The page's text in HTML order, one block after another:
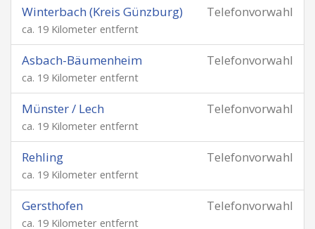
Telefonvorwahl
Winterbach (Kreis Günzburg)
ca. 19 Kilometer entfernt
Telefonvorwahl
Asbach-Bäumenheim
ca. 19 Kilometer entfernt
Telefonvorwahl
Münster / Lech
ca. 19 Kilometer entfernt
Telefonvorwahl
Rehling
ca. 19 Kilometer entfernt
Telefonvorwahl
Gersthofen
ca. 19 Kilometer entfernt